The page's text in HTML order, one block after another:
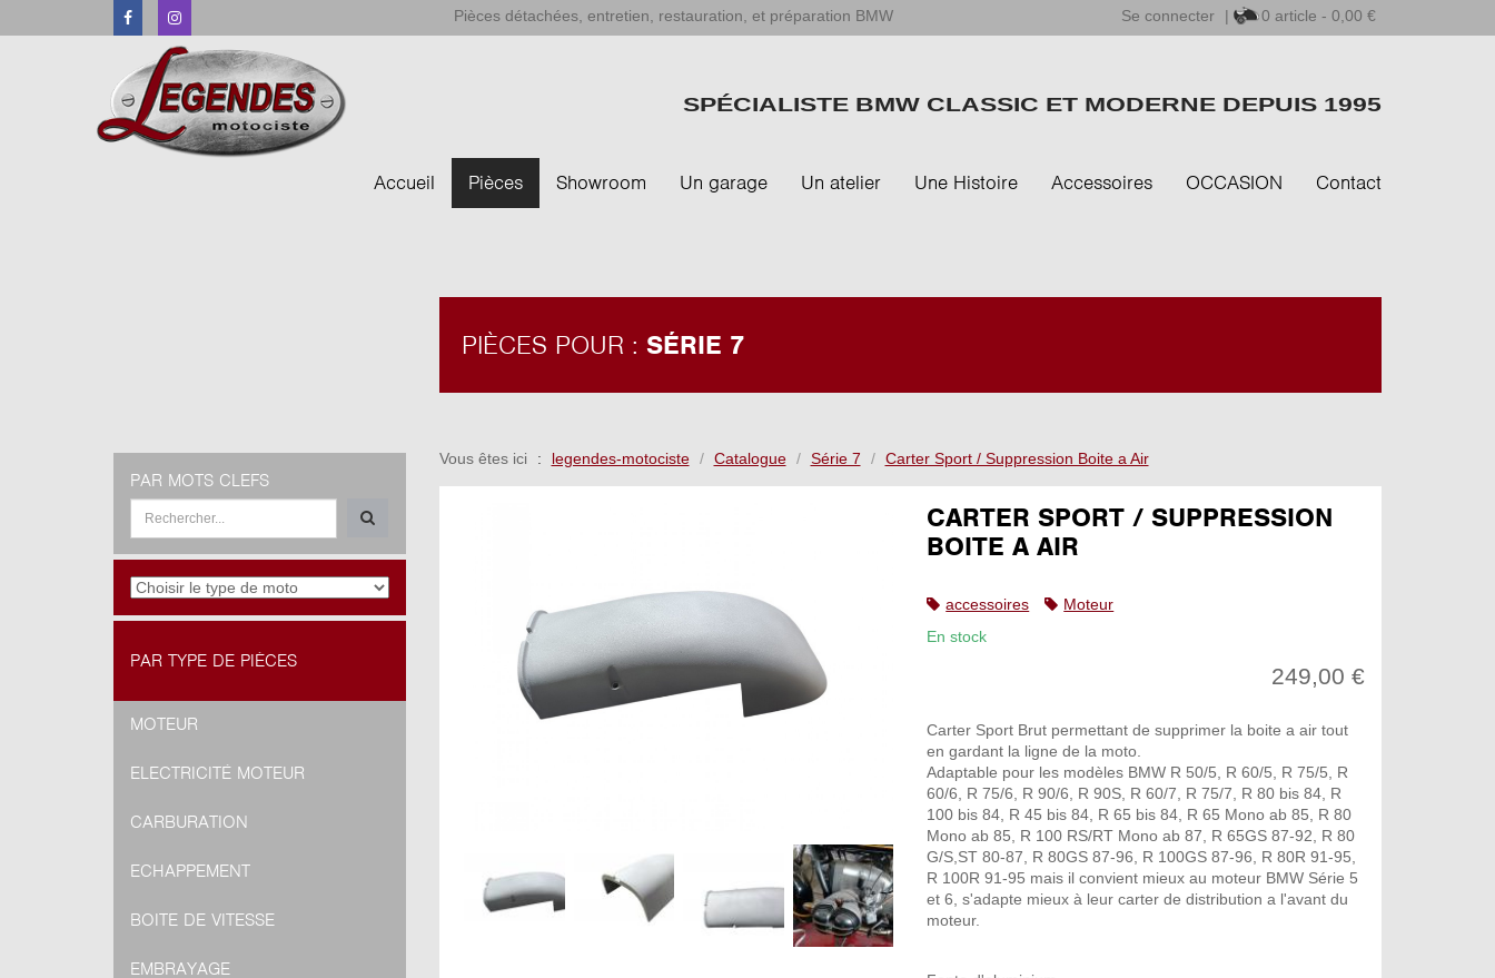
FacebookInstagram Pièces détachées, entretien, restauration, et préparation BMW Se connecter | 0 article - 0,00 €
SPÉCIALISTE BMW CLASSIC ET MODERNE DEPUIS 1995
Accueil Pièces Showroom Un garage Un atelier Une Histoire Accessoires OCCASION Contact
PIÈCES POUR : SÉRIE 7
Vous êtes ici legendes-motociste Catalogue Série 7 Carter Sport / Suppression Boite a Air
CARTER SPORT / SUPPRESSION
BOITE A AIR
accessoires
Moteur
En stock
249,00 €
Carter Sport Brut permettant de supprimer la boite a air tout
en gardant la ligne de la moto.
Adaptable pour les modèles BMW R 50/5, R 60/5, R 75/5, R
60/6, R 75/6, R 90/6, R 90S, R 60/7, R 75/7, R 80 bis 84, R
100 bis 84, R 45 bis 84, R 65 bis 84, R 65 Mono ab 85, R 80
Mono ab 85, R 100 RS/RT Mono ab 87, R 65GS 87-92, R 80
G/S,ST 80-87, R 80GS 87-96, R 100GS 87-96, R 80R 91-95,
R 100R 91-95 mais il convient mieux au moteur BMW Série 5
et 6, s'adapte mieux à leur carter de distribution a l'avant du
moteur.
PAR MOTS CLEFS
PAR TYPE DE PIÈCES
MOTEUR
ELECTRICITÉ MOTEUR
CARBURATION
ECHAPPEMENT
BOITE DE VITESSE
EMBRAYAGE